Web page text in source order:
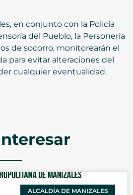
en conjunto con la Policía
del Pueblo, la Personería
de socorro, monitorearán el
para evitar alteraciones del
cualquier eventualidad.
ALCALDÍA DE MANIZALES